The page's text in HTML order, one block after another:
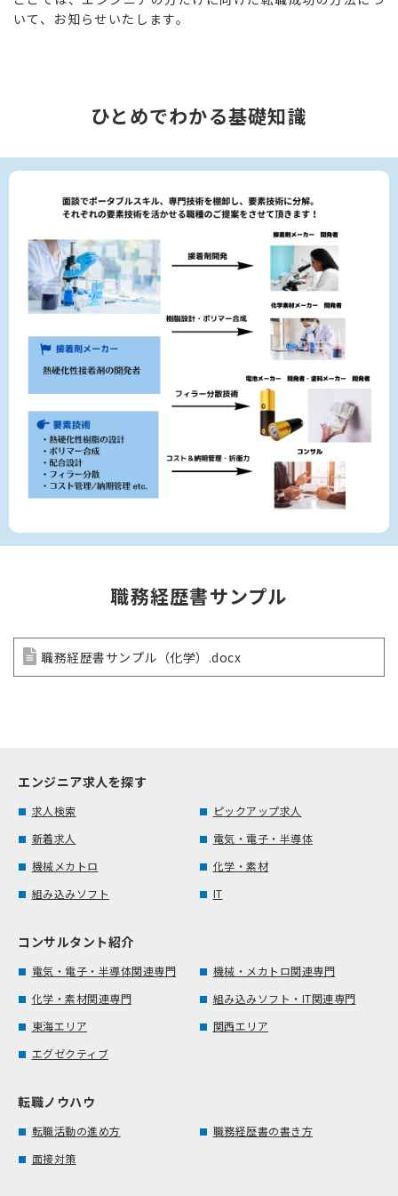
いて、お知らせいたします。
ひとめでわかる基礎知識
職務経歴書サンプル
職務経歴書サンプル（化学）.docx
エンジニア求人を探す
求人検索
ピックアップ求人
新着求人
電気・電子・半導体
機械メカトロ
化学・素材
組み込みソフト
IT
コンサルタント紹介
電気・電子・半導体関連専門
機械・メカトロ関連専門
化学・素材関連専門
組み込みソフト・IT関連専門
東海エリア
関西エリア
エグゼクティブ
転職ノウハウ
転職活動の進め方
職務経歴書の書き方
面接対策